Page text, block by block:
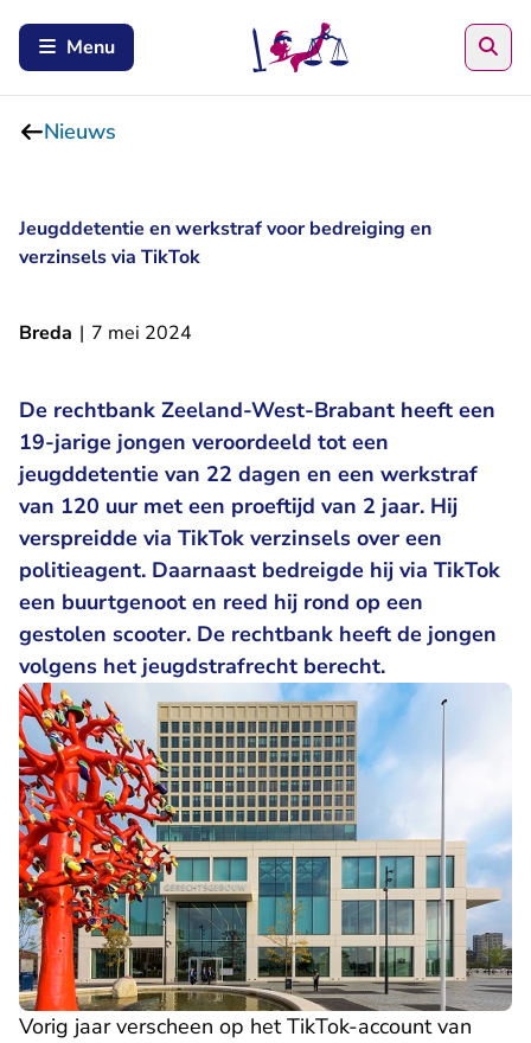
Menu
Nieuws
Jeugddetentie en werkstraf voor bedreiging en
verzinsels via TikTok
Breda | 7 mei 2024
De rechtbank Zeeland-West-Brabant heeft een
19-jarige jongen veroordeeld tot een
jeugddetentie van 22 dagen en een werkstraf
van 120 uur met een proeftijd van 2 jaar. Hij
verspreidde via TikTok verzinsels over een
politieagent. Daarnaast bedreigde hij via TikTok
een buurtgenoot en reed hij rond op een
gestolen scooter. De rechtbank heeft de jongen
volgens het jeugdstrafrecht berecht.
Vorig jaar verscheen op het TikTok-account van